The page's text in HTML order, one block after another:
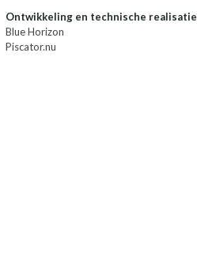
Ontwikkeling en technische realisatie
Blue Horizon
Piscator.nu